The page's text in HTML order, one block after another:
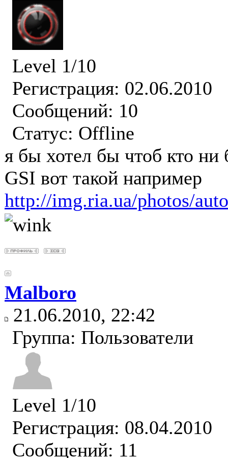
Level 1/10
Регистрация: 02.06.2010
Сообщений: 10
Статус: Offline
я бы хотел бы чтоб кто
GSI вот такой например
http://img.ria.ua/photos/
Malboro
21.06.2010, 22:42
Группа: Пользователи
Level 1/10
Регистрация: 08.04.2010
Сообщений: 11